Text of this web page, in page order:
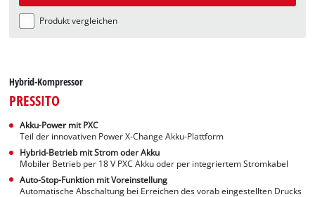
Produkt vergleichen
Hybrid-Kompressor
PRESSITO
Akku-Power mit PXC
Teil der innovativen Power X-Change Akku-Plattform
Hybrid-Betrieb mit Strom oder Akku
Mobiler Betrieb per 18 V PXC Akku oder per integriertem Stromkabel
Auto-Stop-Funktion mit Voreinstellung
Automatische Abschaltung bei Erreichen des vorab eingestellten Drucks